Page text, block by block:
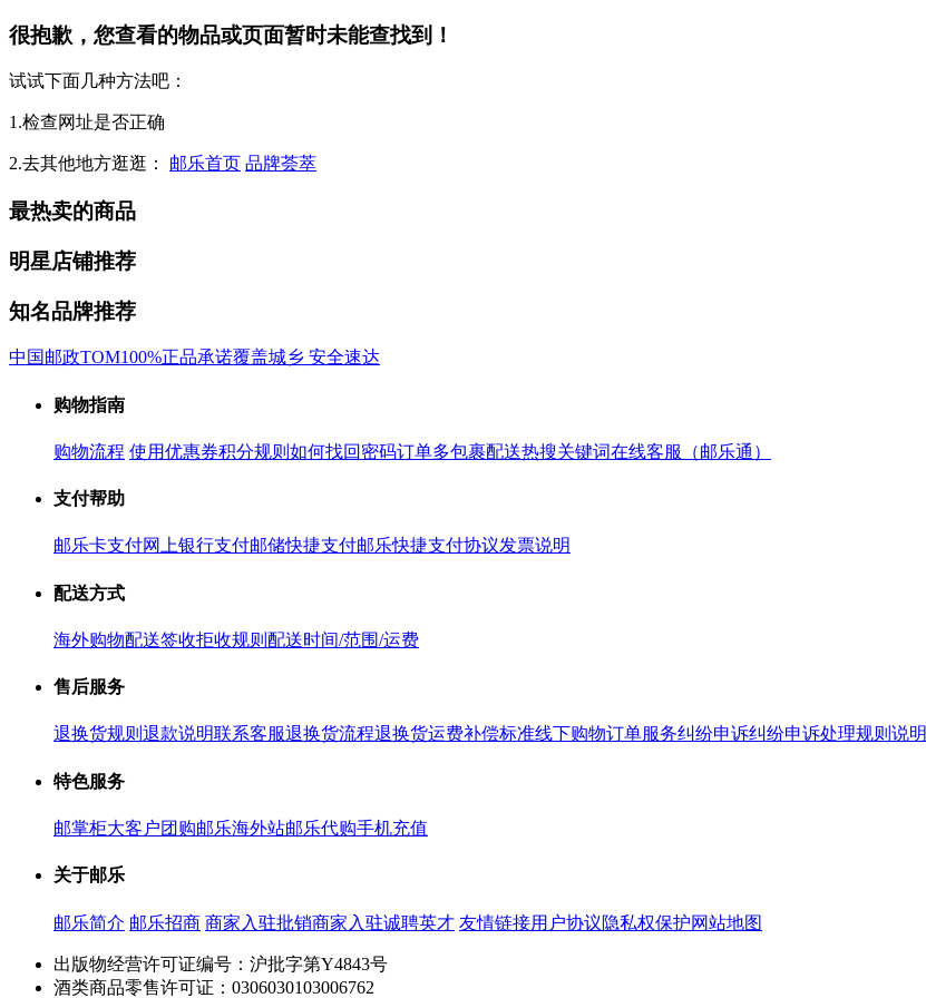
很抱歉，您查看的物品或页面暂时未能查找到！
试试下面几种方法吧：
1.检查网址是否正确
2.去其他地方逛逛： 邮乐首页 品牌荟萃
最热卖的商品
明星店铺推荐
知名品牌推荐
中国邮政TOM100%正品承诺覆盖城乡 安全速达
购物指南
购物流程 使用优惠券积分规则 如何找回密码订单多包裹配送热搜关键词在线客服（邮乐通）
支付帮助
邮乐卡支付网上银行支付邮储快捷支付邮乐快捷支付协议发票说明
配送方式
海外购物配送签收拒收规则 配送时间/范围/运费
售后服务
退换货规则 退款说明联系客服退换货流程退换货运费补偿标准线下购物订单服务纠纷申诉纠纷申诉处理规则说明
特色服务
邮掌柜大客户团购邮乐海外站邮乐代购手机充值
关于邮乐
邮乐简介 邮乐招商 商家入驻批销商家入驻诚聘英才 友情链接用户协议隐私权保护网站地图
出版物经营许可证编号：沪批字第Y4843号
酒类商品零售许可证：0306030103006762